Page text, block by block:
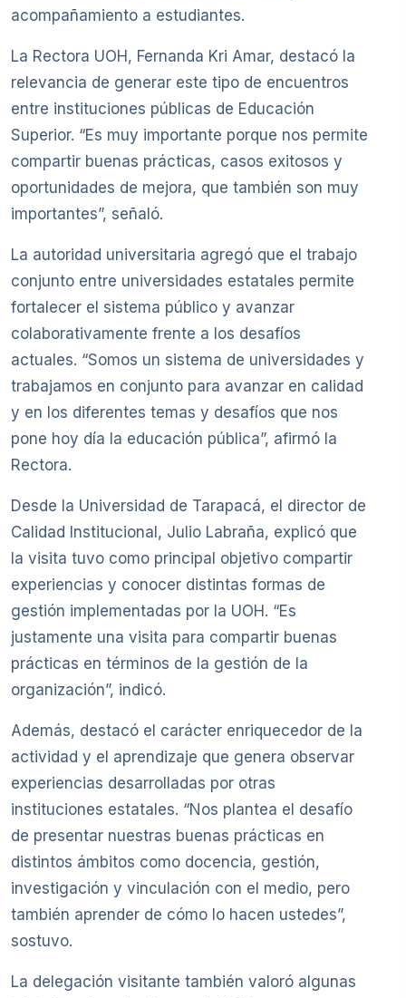
acompañamiento a estudiantes.
La Rectora UOH, Fernanda Kri Amar, destacó la
relevancia de generar este tipo de encuentros
entre instituciones públicas de Educación
Superior. “Es muy importante porque nos permite
compartir buenas prácticas, casos exitosos y
oportunidades de mejora, que también son muy
importantes”, señaló.
La autoridad universitaria agregó que el trabajo
conjunto entre universidades estatales permite
fortalecer el sistema público y avanzar
colaborativamente frente a los desafíos
actuales. “Somos un sistema de universidades y
trabajamos en conjunto para avanzar en calidad
y en los diferentes temas y desafíos que nos
pone hoy día la educación pública”, afirmó la
Rectora.
Desde la Universidad de Tarapacá, el director de
Calidad Institucional, Julio Labraña, explicó que
la visita tuvo como principal objetivo compartir
experiencias y conocer distintas formas de
gestión implementadas por la UOH. “Es
justamente una visita para compartir buenas
prácticas en términos de la gestión de la
organización”, indicó.
Además, destacó el carácter enriquecedor de la
actividad y el aprendizaje que genera observar
experiencias desarrolladas por otras
instituciones estatales. “Nos plantea el desafío
de presentar nuestras buenas prácticas en
distintos ámbitos como docencia, gestión,
investigación y vinculación con el medio, pero
también aprender de cómo lo hacen ustedes”,
sostuvo.
La delegación visitante también valoró algunas